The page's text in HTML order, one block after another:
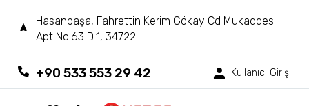
Hasanpaşa, Fahrettin Kerim Gökay Cd Mukaddes
Apt No:63 D:1, 34722
+90 533 553 29 42 Kullanıcı Girişi